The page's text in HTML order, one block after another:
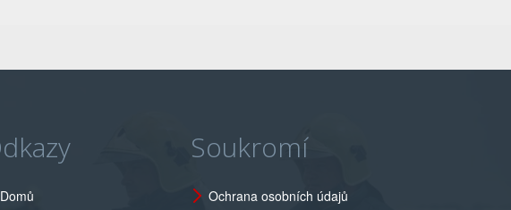
Domů
Soukromí
Ochrana osobních údajů